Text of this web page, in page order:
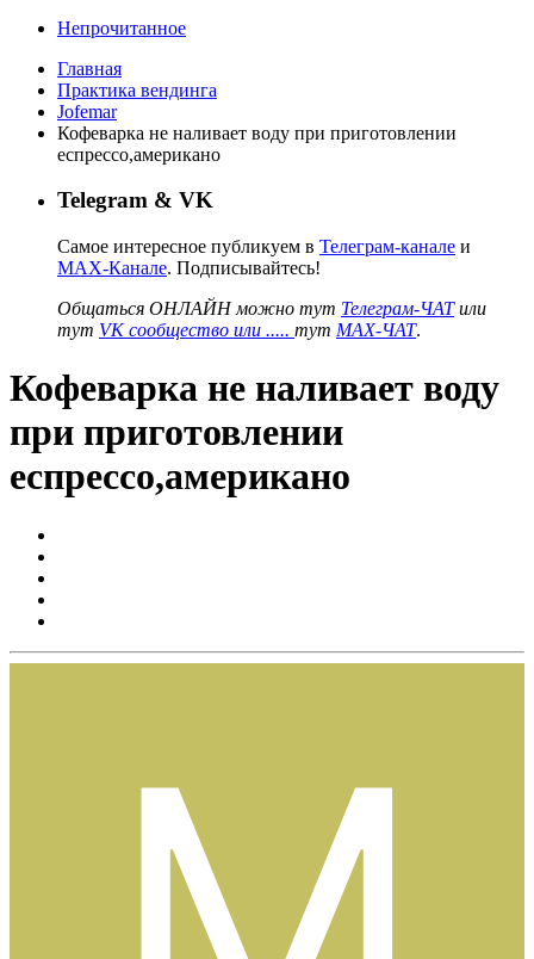
Непрочитанное
Главная
Практика вендинга
Jofemar
Кофеварка не наливает воду при приготовлении
еспрессо,американо
Telegram & VK
Самое интересное публикуем в Телеграм-канале и
MAX-Канале. Подписывайтесь!
Общаться ОНЛАЙН можно тут Телеграм-ЧАТили
тут VK сообщество или ..... тут MAX-ЧАТ.
Кофеварка не наливает воду
при приготовлении
еспрессо,американо